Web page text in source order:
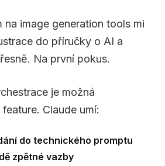
na image generation tools mi
do příručky o AI a
Na první pokus.
je možná
Claude umí:
do technického promptu
zpětné vazby